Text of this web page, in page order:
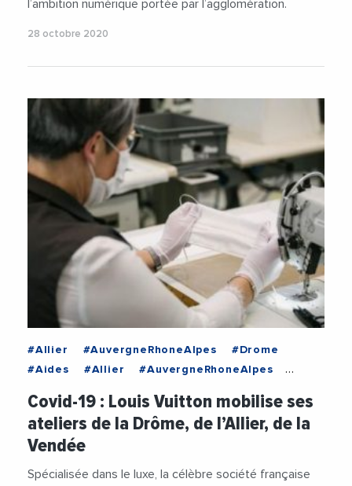
l’ambition numérique portée par l’agglomération.
28 octobre 2020
#Allier #AuvergneRhoneAlpes
#Drome
#Aides
#Allier
#AuvergneRhoneAlpes
#VieDesEntreprises
Covid-19 : Louis Vuitton mobilise ses
ateliers de la Drôme, de l’Allier, de la
Vendée
Spécialisée dans le luxe, la célèbre société française